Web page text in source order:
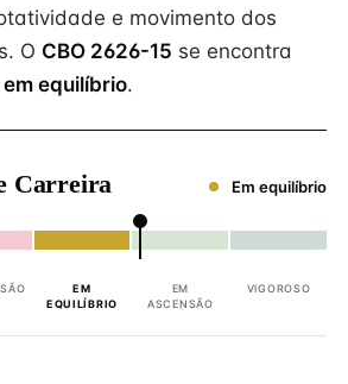
e movimento dos
O CBO 2626-15 se encontra
em equilíbrio.
Carreira Em equilíbrio
EM
EQUILÍBRIO
EM
ASCENSÃO
VIGOROSO